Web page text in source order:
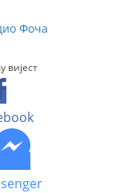
Фоча
вијест